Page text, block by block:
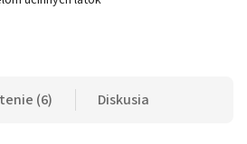
(6) Diskusia